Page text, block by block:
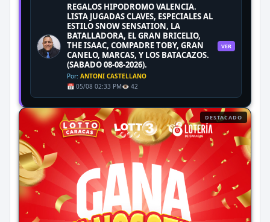
REGALOS HIPODROMO VALENCIA.
LISTA JUGADAS CLAVES, ESPECIALES AL
ESTILO SNOW SENSATION, LA
BATALLADORA, EL GRAN BRICELIO,
THE ISAAC, COMPADRE TOBY, GRAN
CANELO, MARCAS, Y LOS BATACAZOS.
(SABADO 08-08-2026).
Por: ANTONI CASTELLANO
📅 05/08 02:33 PM👁️ 42
VER
DESTACADO